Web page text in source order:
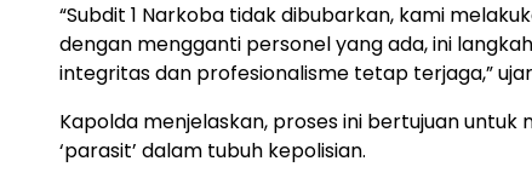
“Subdit 1 Narkoba tidak dibubarkan, kami
dengan mengganti personel yang ada, ini
integritas dan profesionalisme tetap terjaga,”
Kapolda menjelaskan, proses ini bertujuan untuk
‘parasit’ dalam tubuh kepolisian.